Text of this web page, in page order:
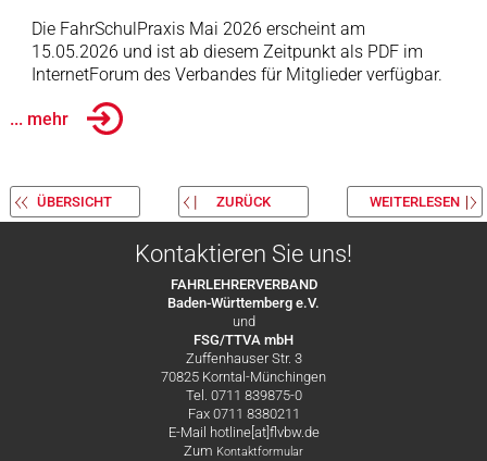
Die FahrSchulPraxis Mai 2026 erscheint am
15.05.2026 und ist ab diesem Zeitpunkt als PDF im
InternetForum des Verbandes für Mitglieder verfügbar.
... mehr
ÜBERSICHT ZURÜCK WEITERLESEN
Kontaktieren Sie uns!
FAHRLEHRERVERBAND
Baden-Württemberg e.V.
und
FSG/TTVA mbH
Zuffenhauser Str. 3
70825 Korntal-Münchingen
Tel. 0711 839875-0
Fax 0711 8380211
E-Mail hotline[at]flvbw.de
Zum Kontaktformular